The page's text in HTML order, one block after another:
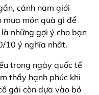
cánh nam giới
mua món quà gì để
những gợi ý cho bạn
10 ý nghĩa nhất.
trong ngày quốc tế
thấy hạnh phúc khi
gái còn dựa vào bó